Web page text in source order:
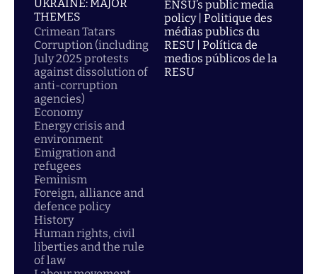
UKRAINE: MAJOR
THEMES
Crimean Tatars
Corruption (including
July 2025 protests
against dissolution of
anti-corruption
agencies)
Economy
Energy crisis and
environment
Emigration and
refugees
Feminism
Foreign, alliance and
defence policy
History
Human rights, civil
liberties and the rule
of law
ENSU’s public media
policy | Politique des
médias publics du
RESU | Política de
medios públicos de la
RESU